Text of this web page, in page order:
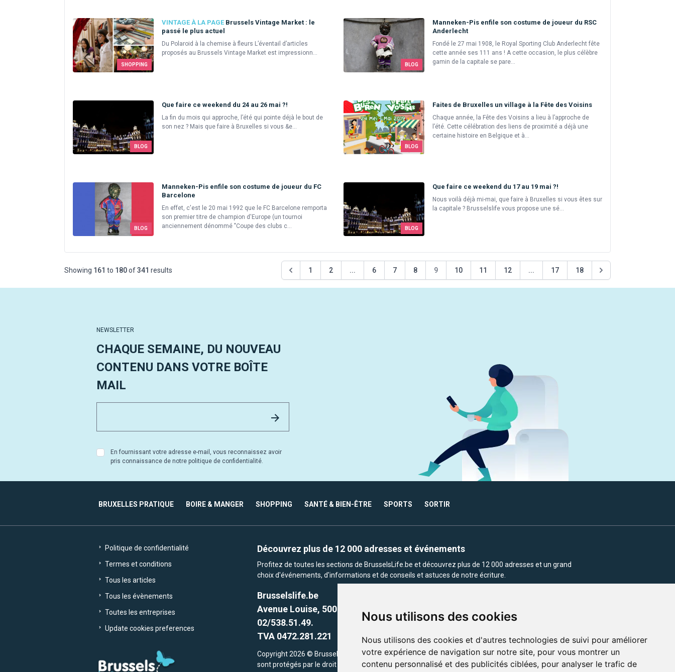
Nous utilisons des cookies
Nous utilisons des cookies et d'autres technologies de suivi pour améliorer
votre expérience de navigation sur notre site, pour vous montrer un
contenu personnalisé et des publicités ciblées, pour analyser le trafic de
SHOPPING
VINTAGE À LA PAGE Brussels Vintage Market : le
passé le plus actuel
Du Polaroid à la chemise à fleurs L’éventail d’articles
proposés au Brussels Vintage Market est impressionn...
BLOG
Manneken-Pis enfile son costume de joueur du RSC
Anderlecht
Fondé le 27 mai 1908, le Royal Sporting Club Anderlecht fête
cette année ses 111 ans ! A cette occasion, le plus célèbre
gamin de la capitale se pare...
BLOG
Que faire ce weekend du 24 au 26 mai ?!
La fin du mois qui approche, l’été qui pointe déjà le bout de
son nez ? Mais que faire à Bruxelles si vous &e...
BLOG
Faites de Bruxelles un village à la Fête des Voisins
Chaque année, la Fête des Voisins a lieu à l’approche de
l’été. Cette célébration des liens de proximité a déjà une
certaine histoire en Belgique et à...
BLOG
Manneken-Pis enfile son costume de joueur du FC
Barcelone
En effet, c'est le 20 mai 1992 que le FC Barcelone remporta
son premier titre de champion d'Europe (un tournoi
anciennement dénommé "Coupe des clubs c...
BLOG
Que faire ce weekend du 17 au 19 mai ?!
Nous voilà déjà mi-mai, que faire à Bruxelles si vous êtes sur
la capitale ? Brusselslife vous propose une sé...
Showing 161 to 180of341 results 1 2 ... 6 7 8 9 10 11 12 ... 17 18
NEWSLETTER
CHAQUE SEMAINE, DU NOUVEAU
CONTENU DANS VOTRE BOÎTE
MAIL
En fournissant votre adresse e-mail, vous reconnaissez avoir
pris connaissance de notre politique de confidentialité.
BRUXELLES PRATIQUE BOIRE & MANGER SHOPPING SANTÉ & BIEN-ÊTRE SPORTS SORTIR
Politique de confidentialité
Termes et conditions
Tous les articles
Tous les évènements
Toutes les entreprises
Update cookies preferences
Découvrez plus de 12 000 adresses et événements
Profitez de toutes les sections de BrusselsLife.be et découvrez plus de 12 000 adresses et un grand
choix d'événements, d'informations et de conseils et astuces de notre écriture.
Brusselslife.be
Avenue Louise, 500 -1050 Ixelles, Brussels,
02/538.51.49.
TVA 0472.281.221
Copyright 2026 © Brusselslife.be Tous droits réservés. Le contenu et les images utilisés sur ce site
sont protégés par le droit d'auteur. la propriétaires respectifs.